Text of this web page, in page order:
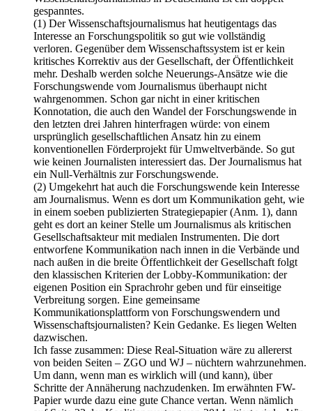
gespanntes.
(1) Der Wissenschaftsjournalismus hat heutigentags das
Interesse an Forschungspolitik so gut wie vollständig
verloren. Gegenüber dem Wissenschaftssystem ist er kein
kritisches Korrektiv aus der Gesellschaft, der Öffentlichkeit
mehr. Deshalb werden solche Neuerungs-Ansätze wie die
Forschungswende vom Journalismus überhaupt nicht
wahrgenommen. Schon gar nicht in einer kritischen
Konnotation, die auch den Wandel der Forschungswende in
den letzten drei Jahren hinterfragen würde: von einem
ursprünglich gesellschaftlichen Ansatz hin zu einem
konventionellen Förderprojekt für Umweltverbände. So gut
wie keinen Journalisten interessiert das. Der Journalismus hat
ein Null-Verhältnis zur Forschungswende.
(2) Umgekehrt hat auch die Forschungswende kein Interesse
am Journalismus. Wenn es dort um Kommunikation geht, wie
in einem soeben publizierten Strategiepapier (Anm. 1), dann
geht es dort an keiner Stelle um Journalismus als kritischen
Gesellschaftsakteur mit medialen Instrumenten. Die dort
entworfene Kommunikation nach innen in die Verbände und
nach außen in die breite Öffentlichkeit der Gesellschaft folgt
den klassischen Kriterien der Lobby-Kommunikation: der
eigenen Position ein Sprachrohr geben und für einseitige
Verbreitung sorgen. Eine gemeinsame
Kommunikationsplattform von Forschungswendern und
Wissenschaftsjournalisten? Kein Gedanke. Es liegen Welten
dazwischen.
Ich fasse zusammen: Diese Real-Situation wäre zu allererst
von beiden Seiten – ZGO und WJ – nüchtern wahrzunehmen.
Um dann, wenn man es wirklich will (und kann), über
Schritte der Annäherung nachzudenken. Im erwähnten FW-
Papier wurde dazu eine gute Chance vertan. Wenn nämlich